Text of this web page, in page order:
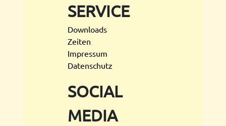
SERVICE
Downloads
Zeiten
Impressum
Datenschutz
SOCIAL
MEDIA